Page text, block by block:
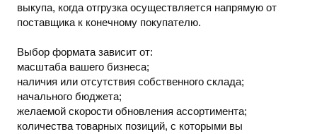
выкупа, когда отгрузка осуществляется напрямую от
поставщика к конечному покупателю.
Выбор формата зависит от:
масштаба вашего бизнеса;
наличия или отсутствия собственного склада;
начального бюджета;
желаемой скорости обновления ассортимента;
количества товарных позиций, с которыми вы